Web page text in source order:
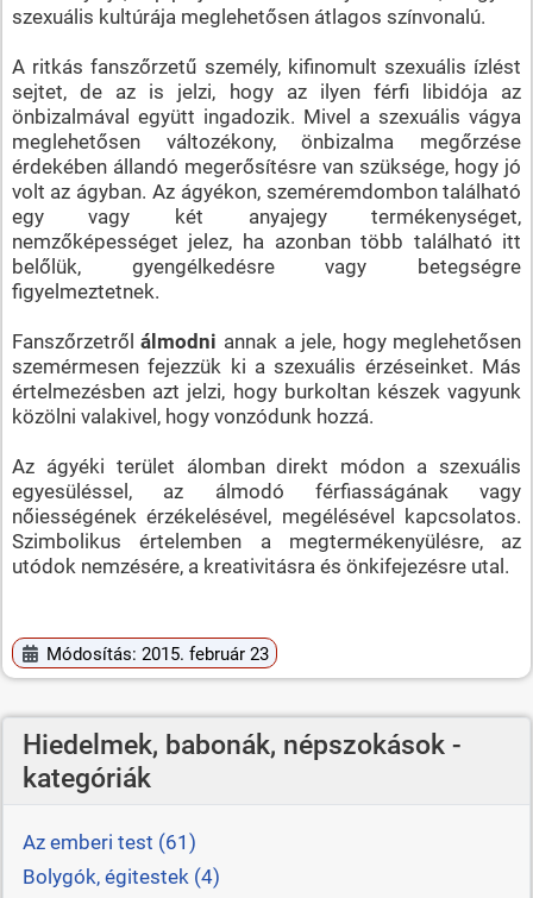
szexuális kultúrája meglehetősen átlagos színvonalú.
A ritkás fanszőrzetű személy, kifinomult szexuális ízlést
sejtet, de az is jelzi, hogy az ilyen férfi libidója az
önbizalmával együtt ingadozik. Mivel a szexuális vágya
meglehetősen változékony, önbizalma megőrzése
érdekében állandó megerősítésre van szüksége, hogy jó
volt az ágyban. Az ágyékon, szeméremdombon található
egy vagy két anyajegy termékenységet,
nemzőképességet jelez, ha azonban több található itt
belőlük, gyengélkedésre vagy betegségre
figyelmeztetnek.
Fanszőrzetrőlálmodni annak a jele, hogy meglehetősen
szemérmesen fejezzük ki a szexuális érzéseinket. Más
értelmezésben azt jelzi, hogy burkoltan készek vagyunk
közölni valakivel, hogy vonzódunk hozzá.
Az ágyéki terület álomban direkt módon a szexuális
egyesüléssel, az álmodó férfiasságának vagy
nőiességének érzékelésével, megélésével kapcsolatos.
Szimbolikus értelemben a megtermékenyülésre, az
utódok nemzésére, a kreativitásra és önkifejezésre utal.
Módosítás: 2015. február 23
Hiedelmek, babonák, népszokások -
kategóriák
Az emberi test (61)
Bolygók, égitestek (4)